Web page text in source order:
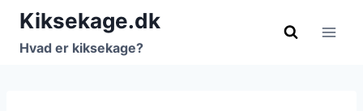
Fortsæt
indhold
Kiksekage.dk
Hvad er kiksekage?